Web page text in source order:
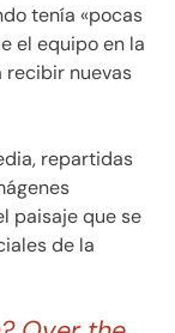
tenía «pocas
el equipo en la
recibir nuevas
repartidas
paisaje que se
de la